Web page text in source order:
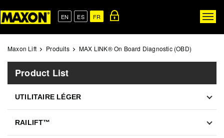
to
EN ES FR
Maxon Lift Produits MAX LINK® On Board Diagnostic (OBD)
Product List
UTILITAIRE LÉGER
RAILIFT™